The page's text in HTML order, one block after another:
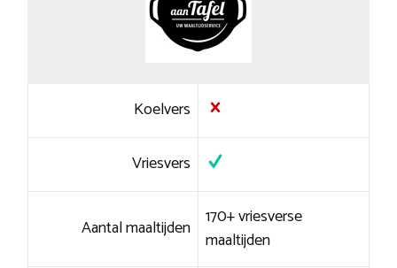
Koelvers
Vriesvers
Aantal maaltijden 170+ vriesverse
maaltijden